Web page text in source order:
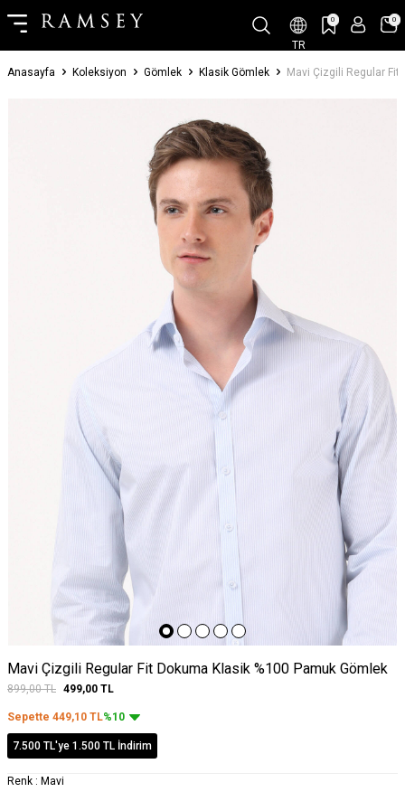
TR
0 0
Anasayfa Koleksiyon Gömlek Klasik Gömlek Mavi Çizgili Regular Fit
Mavi Çizgili Regular Fit Dokuma Klasik %100 Pamuk Gömlek
899,00TL 499,00 TL
Sepette 449,10 TL%10
7.500 TL'ye 1.500 TL İndirim
Renk : Mavi